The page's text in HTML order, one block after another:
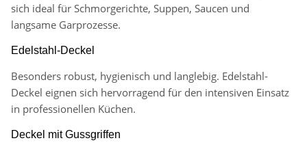
sich ideal für Schmorgerichte, Suppen, Saucen und
langsame Garprozesse.
Edelstahl-Deckel
Besonders robust, hygienisch und langlebig. Edelstahl-
Deckel eignen sich hervorragend für den intensiven Einsatz
in professionellen Küchen.
Deckel mit Gussgriffen